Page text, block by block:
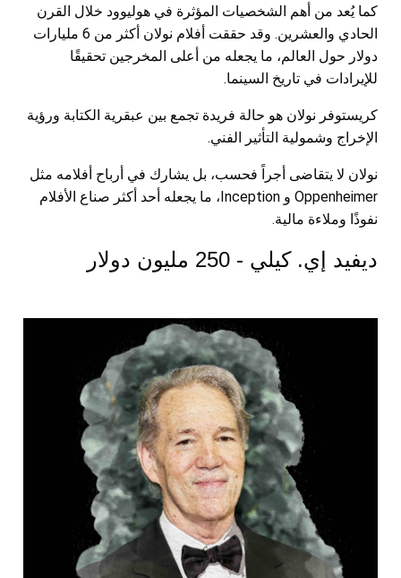
كما يُعد من أهم الشخصيات المؤثرة في هوليوود خلال القرن
الحادي والعشرين. وقد حققت أفلام نولان أكثر من 6 مليارات
دولار حول العالم، ما يجعله من أعلى المخرجين تحقيقًا
للإيرادات في تاريخ السينما.
كريستوفر نولان هو حالة فريدة تجمع بين عبقرية الكتابة ورؤية
الإخراج وشمولية التأثير الفني.
نولان لا يتقاضى أجراً فحسب، بل يشارك في أرباح أفلامه مثل
Oppenheimer و Inception، ما يجعله أحد أكثر صناع الأفلام
نفوذًا وملاءة مالية.
ديفيد إي. كيلي - 250 مليون دولار